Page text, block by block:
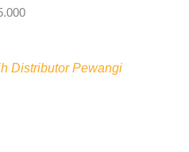
Distributor Pewangi